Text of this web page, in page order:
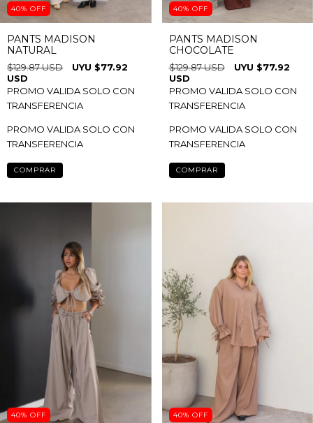
40% OFF
PANTS MADISON
NATURAL
$129.87 USD
$77.92
USD
PROMO VALIDA SOLO CON
TRANSFERENCIA
PROMO VALIDA SOLO CON
TRANSFERENCIA
COMPRAR
40% OFF
PANTS MADISON
CHOCOLATE
$129.87 USD
$77.92
USD
PROMO VALIDA SOLO CON
TRANSFERENCIA
PROMO VALIDA SOLO CON
TRANSFERENCIA
COMPRAR
40% OFF 40% OFF